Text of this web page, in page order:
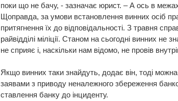
поки що не бачу, - зазначає юрист. – А ось в
Щоправда, за умови встановлення винних осіб
притягнення їх до відповідальності. З травня
райвідділі міліції. Станом на сьогодні винних
не сприяє і, наскільки нам відомо, не провів
Якщо винних таки знайдуть, додає він, тоді можна
заявами з приводу неналежного збереження
ставлення банку до інциденту.